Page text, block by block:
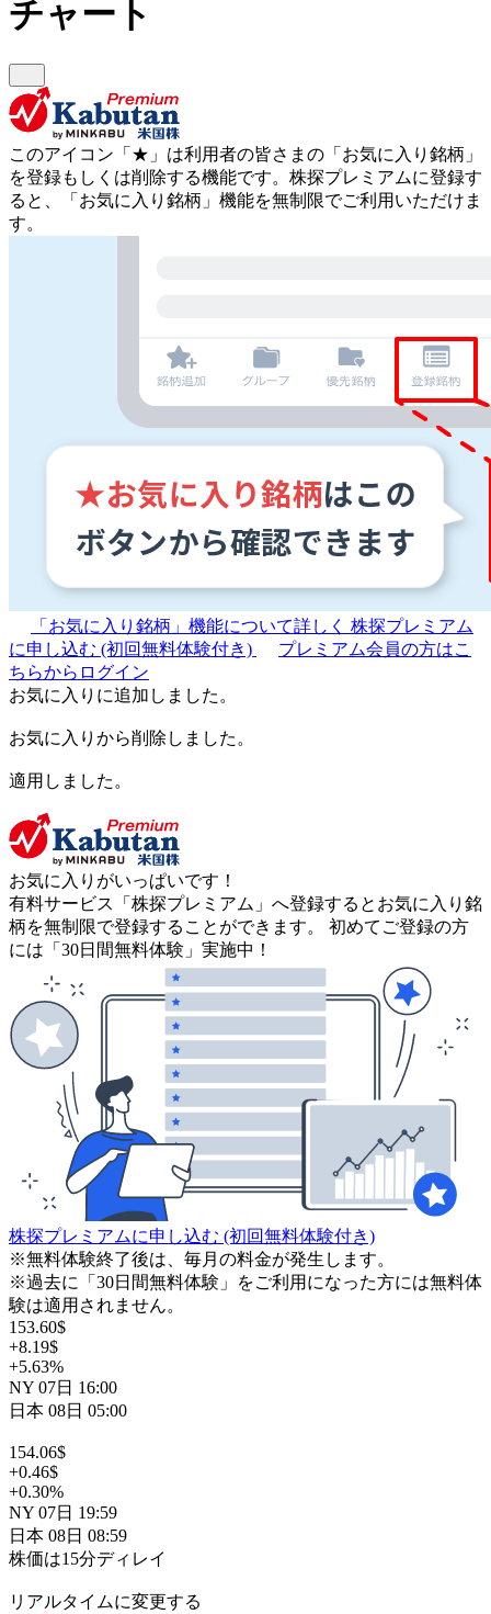
チャート
このアイコン 「★」 は利用者の皆さまの 「お気に入り銘柄」
を登録もしくは削除する機能です。 株探プレミアムに登録す
ると、「お気に入り銘柄」機能を無制限でご利用いただけま
す。
「お気に入り銘柄」機能について詳しく 株探プレミアム
に申し込む (初回無料体験付き)
プレミアム会員の方はこ
ちらからログイン
お気に入りに追加しました。
お気に入りから削除しました。
適用しました。
お気に入りがいっぱいです！
有料サービス「株探プレミアム」へ登録するとお気に入り銘
柄を無制限で登録することができます。 初めてご登録の方
には「30日間無料体験」実施中！
株探プレミアムに申し込む (初回無料体験付き)
※無料体験終了後は、毎月の料金が発生します。
※過去に「30日間無料体験」をご利用になった方には無料体
験は適用されません。
153.60$
+8.19$
+5.63%
NY 07日 16:00
日本 08日 05:00
154.06$
+0.46$
+0.30%
NY 07日 19:59
日本 08日 08:59
株価は15分ディレイ
リアルタイムに変更する